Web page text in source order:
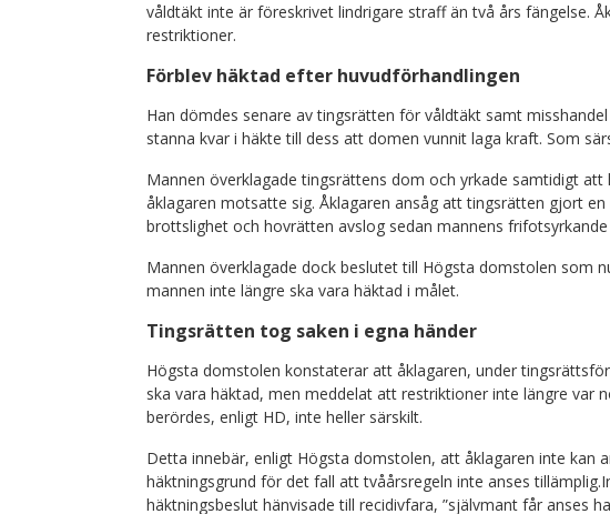
våldtäkt inte är föreskrivet lindrigare straff än två års fängelse.
restriktioner.
Förblev häktad efter huvudförhandlingen
Han dömdes senare av tingsrätten för våldtäkt samt
stanna kvar i häkte till dess att domen vunnit laga kraft. Som
Mannen överklagade tingsrättens dom och yrkade samtidigt
åklagaren motsatte sig. Åklagaren ansåg att tingsrätten gjort
brottslighet och hovrätten avslog sedan mannens
Mannen överklagade dock beslutet till Högsta domstolen som
mannen inte längre ska vara häktad i målet.
Tingsrätten tog saken i egna händer
Högsta domstolen konstaterar att åklagaren, under
ska vara häktad, men meddelat att restriktioner inte längre var
berördes, enligt HD, inte heller särskilt.
Detta innebär, enligt Högsta domstolen, att åklagaren inte kan
häktningsgrund för det fall att tvåårsregeln inte anses
häktningsbeslut hänvisade till recidivfara, ”självmant får anses